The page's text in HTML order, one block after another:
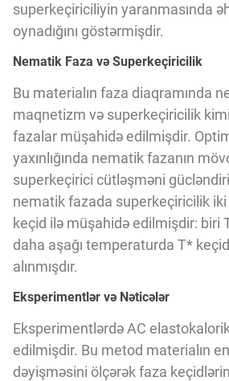
MƏXFİLİK SİYASƏTİ
Haqqımızda
Vizyoner Baxışı
Innovasiya Bələdçisi
Gələcəyin Təhlili
Podkastlar
superkeçiriciliyin yaranmasında
oynadığını göstərmişdir.
Nematik Faza və Superkeçiricilik
Bu materialın faza diaqramında
maqnetizm və superkeçiricilik
fazalar müşahidə edilmişdir.
yaxınlığında nematik fazanın
superkeçirici cütləşməni
nematik fazada superkeçiricilik
keçid ilə müşahidə edilmişdir: biri
daha aşağı temperaturda T*
alınmışdır.
Eksperimentlər və Nəticələr
Eksperimentlərdə AC
edilmişdir. Bu metod materialın
dəyişməsini ölçərək faza